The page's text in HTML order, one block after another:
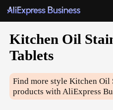
Kitchen Oil
Tablets
Find more styleKitchen Oil
products with AliExpress